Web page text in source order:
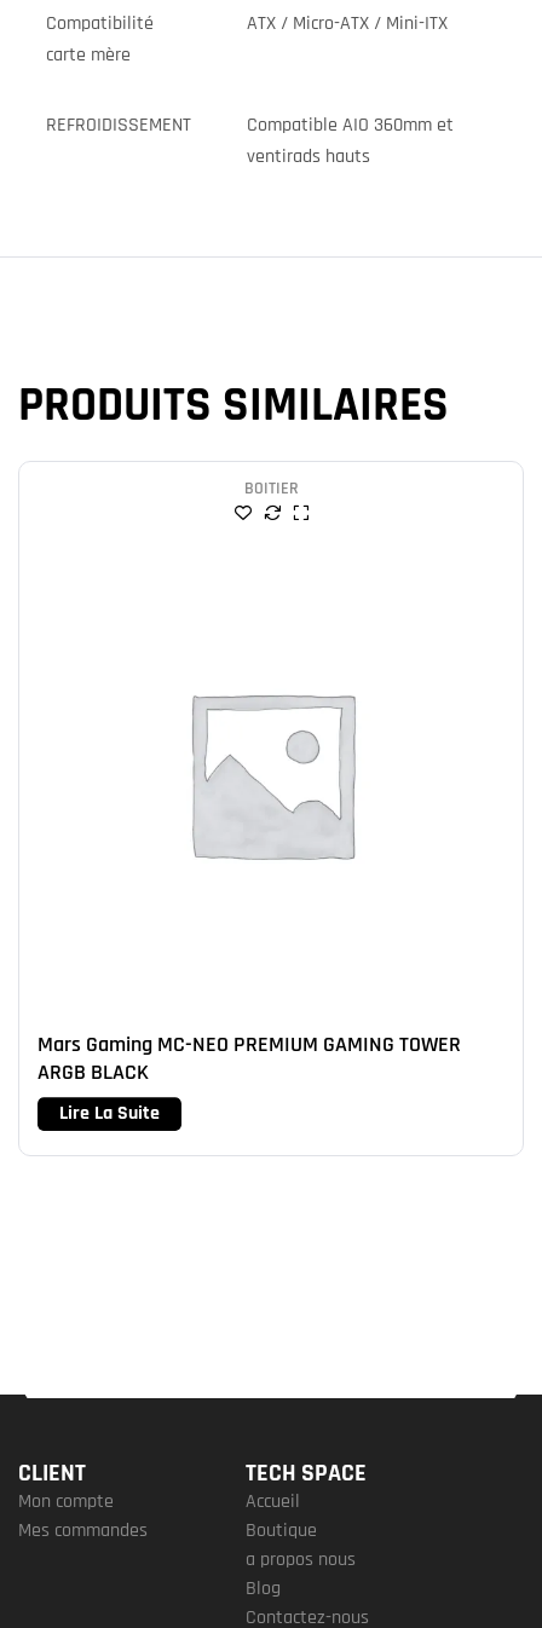
Compatibilité
carte mère
ATX / Micro-ATX / Mini-ITX
REFROIDISSEMENT
Compatible AIO 360mm et
ventirads hauts
PRODUITS SIMILAIRES
BOITIER
Mars Gaming MC-NEO PREMIUM GAMING TOWER
ARGB BLACK
Lire La Suite
CLIENT
Mon compte
Mes commandes
TECH SPACE
Accueil
Boutique
a propos nous
Blog
Contactez-nous